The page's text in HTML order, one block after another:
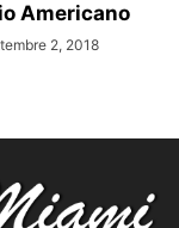
Americano
2, 2018